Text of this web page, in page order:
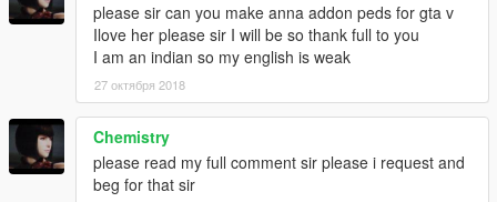
please sir can you make anna addon peds for gta v
Ilove her please sir I will be so thank full to you
I am an indian so my english is weak
27 октября 2018
Chemistry
please read my full comment sir please i request and
beg for that sir